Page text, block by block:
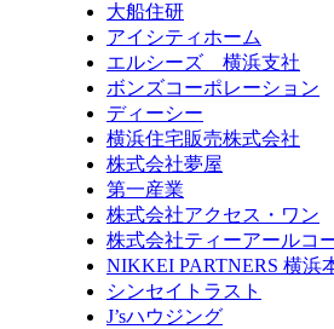
大船住研
アイシティホーム
エルシーズ 横浜支社
ボンズコーポレーション
ディーシー
横浜住宅販売株式会社
株式会社夢屋
第一産業
株式会社アクセス・ワン
株式会社ティーアールコ
NIKKEI PARTNERS 横浜
シンセイトラスト
J’sハウジング